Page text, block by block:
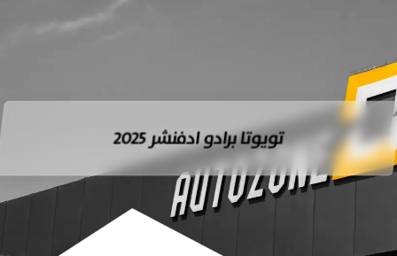
تويوتا برادو ادفنشر 2025